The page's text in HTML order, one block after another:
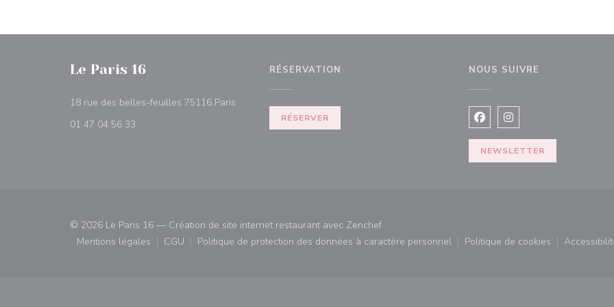
Le Paris 16
18 rue des belles-feuilles 75116 Paris
01 47 04 56 33
RÉSERVATION
RÉSERVER
NOUS SUIVRE
Facebook ((ouvre une
Instagram ((ouvre une
NEWSLETTER
© 2026 Le Paris 16 — Création de site internet restaurant avec Zenchef((ouvre une nouvelle fenêtre))
Mentions légales
((ouvre une nouvelle fenêtre))
CGU
((ouvre une nouvelle fenêtre))
Politique de protection des données à caractère personnel
((ouvre une nouvelle fenêtre))
Politique de cookies
((ouvre une nouvelle